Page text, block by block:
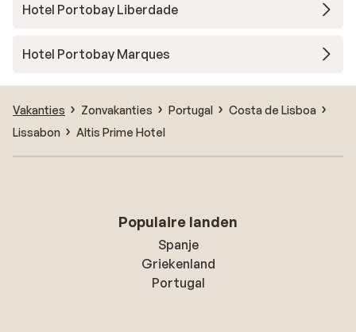
Hotel Portobay Liberdade
Hotel Portobay Marques
Vakanties Zonvakanties Portugal
Costa de Lisboa
Lissabon
Altis Prime Hotel
Populaire landen
Spanje
Griekenland
Portugal